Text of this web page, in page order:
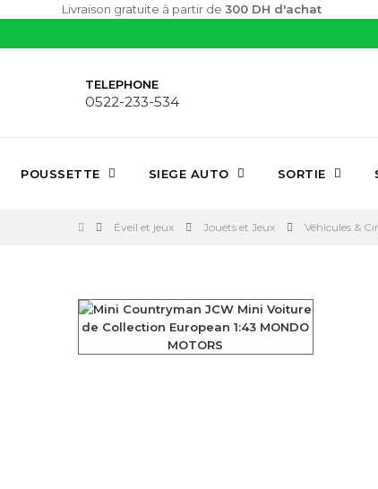
Livraison gratuite à partir de 300 DH d'achat
TELEPHONE
0522-233-534
POUSSETTE SIEGE AUTO SORTIE
Éveil et jeux Jouets et Jeux Véhicules &